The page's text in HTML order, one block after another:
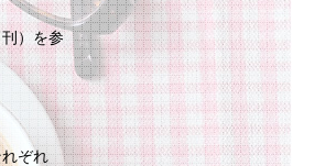
刊）を参
ぞれ